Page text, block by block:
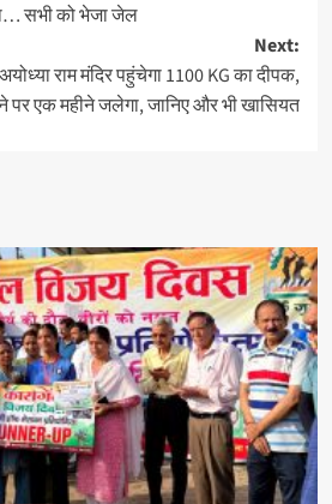
सभी को भेजा जेल
Next:
राम मंदिर पहुंचेगा 1100 KG का दीपक,
एक महीने जलेगा, जानिए और भी खासियत